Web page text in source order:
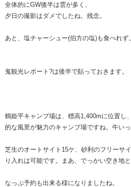
全体的にGW後半は雲が多く、
夕日の撮影はダメでしたね。残念。
あと、塩チャーシュー(伯方の塩)も食べれ
鬼観光レポート?は後半で貼っておきます。
鶴姫平キャンプ場は、標高1,400mに位置し
的な風景が魅力のキャンプ場ですね。牛い
芝生のオートサイト15ケ、砂利のフリーサ
り入れは可能です。まあ、でっかい空き地と
なっぷ予約も出来る様になりましたね。